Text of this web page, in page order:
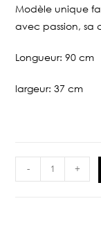
Modèle unique
avec passion, sa
Longueur: 90 cm
largeur: 37 cm
- +